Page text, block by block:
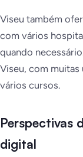
Viseu também
com vários
quando
Viseu, com
vários cursos.
Perspectivas
digital